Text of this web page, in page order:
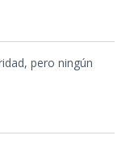
pero ningún